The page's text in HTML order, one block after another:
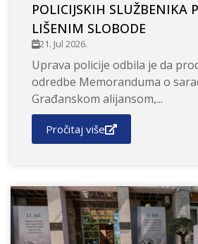
POLICIJSKIH SLUŽBENIKA
LIŠENIM SLOBODE
21. Jul 2026.
Uprava policije odbila je da
odredbe Memoranduma o
Građanskom alijansom,...
Pročitaj više